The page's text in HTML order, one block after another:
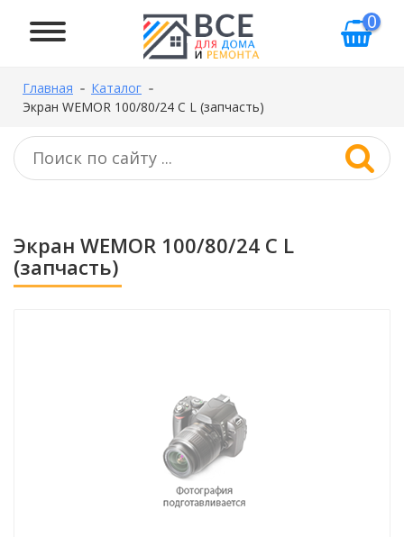
0
Главная
Каталог
Экран WEMOR 100/80/24 C L (запчасть)
Экран WEMOR 100/80/24 C L
(запчасть)